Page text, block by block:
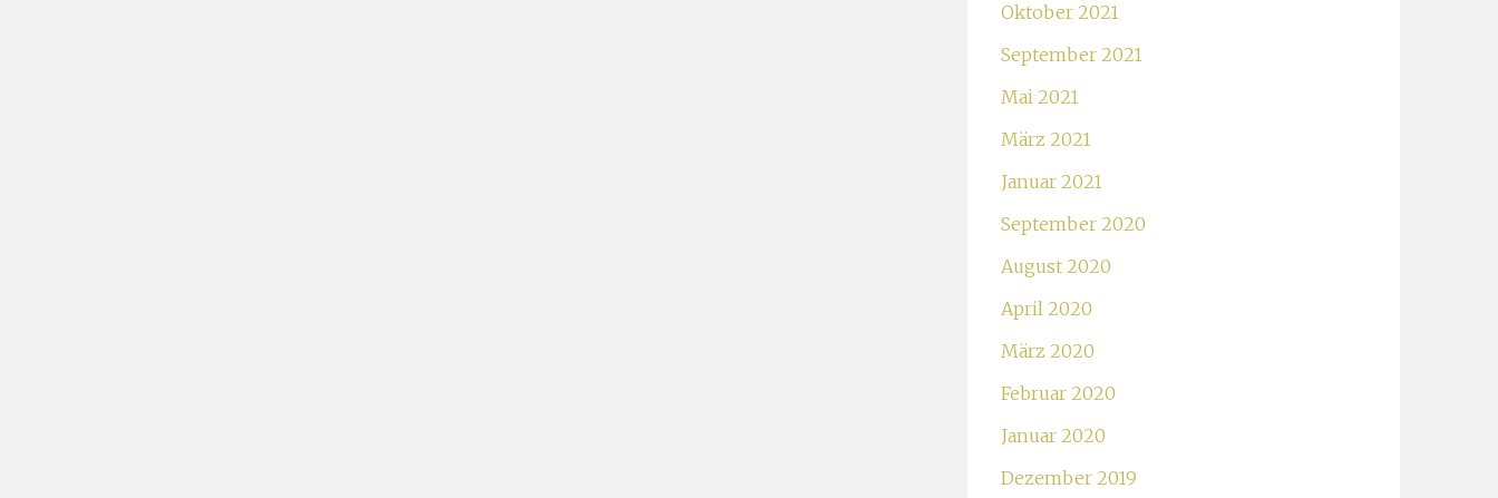
Oktober 2021
September 2021
Mai 2021
März 2021
Januar 2021
September 2020
August 2020
April 2020
März 2020
Februar 2020
Januar 2020
Dezember 2019